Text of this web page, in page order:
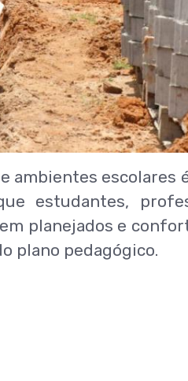
ambientes escolares
estudantes,
planejados e
plano pedagógico.